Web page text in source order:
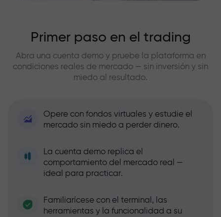
Primer paso en el trading
Abra una cuenta demo y pruebe la plataforma en
condiciones reales de mercado — sin inversión y sin
miedo al resultado.
Opere con fondos virtuales y estudie el
mercado sin miedo a perder dinero.
La cuenta demo replica el
comportamiento del mercado real —
ideal para practicar.
Familiarícese con el terminal, las
herramientas y la funcionalidad a su